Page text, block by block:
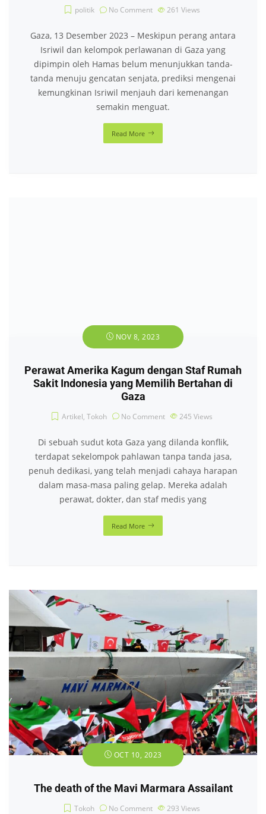
politik No Comment 261 Views
Gaza, 13 Desember 2023 – Meskipun perang antara
Isriwil dan kelompok perlawanan di Gaza yang
dipimpin oleh Hamas belum menunjukkan tanda-
tanda menuju gencatan senjata, prediksi mengenai
kemungkinan Isriwil menjauh dari kemenangan
semakin menguat.
Read More
terdapat sekelompok pahlawan tanpa tanda jasa,
penuh dedikasi, yang telah menjadi cahaya harapan
perawat, dokter, dan staf medis yang
Read More
OCT 10, 2023
The death of the Mavi Marmara Assailant
Tokoh No Comment 293
(INDONESIA) This gripping tale unfolded 13 years ago,
on the final third of the night of May 31, 2010. Six
humanitarian aid ships carrying 10,000 tons of
supplies, including food, medicine, clothing, medical